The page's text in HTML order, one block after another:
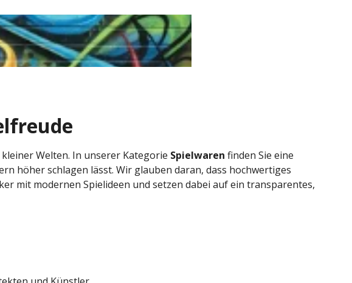
Welten. In unserer Kategorie Spielwaren finden Sie eine
höher schlagen lässt. Wir glauben daran, dass hochwertiges
mit modernen Spielideen und setzen dabei auf ein transparentes,